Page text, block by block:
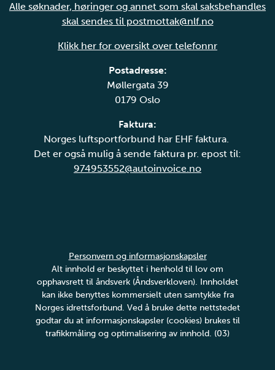
Alle søknader, høringer og annet som skal saksbehandles
skal sendes til postmottak@nlf.no
Klikk her for oversikt over telefonnr
Postadresse:
Møllergata 39
0179 Oslo
Faktura:
Norges luftsportforbund har EHF faktura.
Det er også mulig å sende faktura pr. epost til:
974953552@autoinvoice.no
Personvern og informasjonskapsler
Alt innhold er beskyttet i henhold til lov om
opphavsrett til åndsverk (Åndsverkloven). Innholdet
kan ikke benyttes kommersielt uten samtykke fra
Norges idrettsforbund. Ved å bruke dette nettstedet
godtar du at informasjonskapsler (cookies) brukes til
trafikkmåling og optimalisering av innhold. (03)